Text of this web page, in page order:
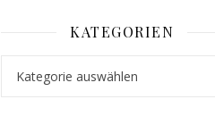
KATEGORIEN